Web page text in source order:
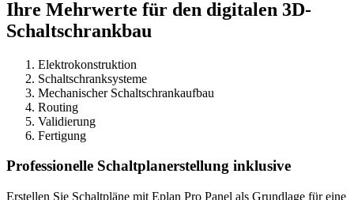
Ihre Mehrwerte für den digitalen 3D-
Schaltschrankbau
Elektrokonstruktion
Schaltschranksysteme
Mechanischer Schaltschrankaufbau
Routing
Validierung
Fertigung
Professionelle Schaltplanerstellung inklusive
Erstellen Sie Schaltpläne mit Eplan Pro Panel als Grundlage für eine